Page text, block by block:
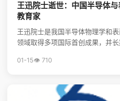
王迅院士逝世：中国半导体
教育家
王迅院士是我国半导体物理学和
领域取得多项国际首创成果，并
01-15👁️ 710